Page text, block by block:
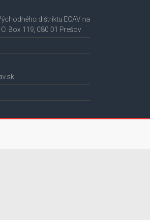
dištriktu ECAV na
Box 119, 080 01 Prešov